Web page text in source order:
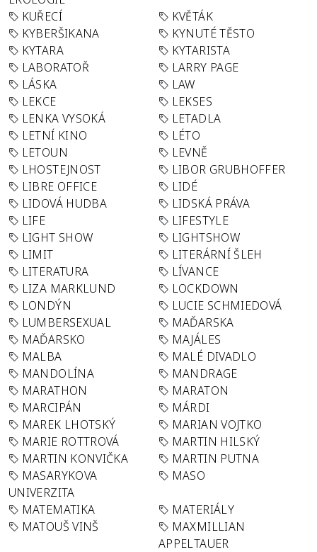
KUŘECÍ
KVĚTÁK
KYBERŠIKANA
KYNUTÉ TĚSTO
KYTARA
KYTARISTA
LABORATOŘ
LARRY PAGE
LÁSKA
LAW
LEKCE
LEKSES
LENKA VYSOKÁ
LETADLA
LETNÍ KINO
LÉTO
LETOUN
LEVNĚ
LHOSTEJNOST
LIBOR GRUBHOFFER
LIBRE OFFICE
LIDÉ
LIDOVÁ HUDBA
LIDSKÁ PRÁVA
LIFE
LIFESTYLE
LIGHT SHOW
LIGHTSHOW
LIMIT
LITERÁRNÍ ŠLEH
LITERATURA
LÍVANCE
LIZA MARKLUND
LOCKDOWN
LONDÝN
LUCIE SCHMIEDOVÁ
LUMBERSEXUAL
MAĎARSKA
MAĎARSKO
MAJÁLES
MALBA
MALÉ DIVADLO
MANDOLÍNA
MANDRAGE
MARATHON
MARATON
MARCIPÁN
MÁRDI
MAREK LHOTSKÝ
MARIAN VOJTKO
MARIE ROTTROVÁ
MARTIN HILSKÝ
MARTIN KONVIČKA
MARTIN PUTNA
MASARYKOVA
UNIVERZITA
MASO
MATEMATIKA
MATERIÁLY
MATOUŠ VINŠ
MAXMILLIAN
APPELTAUER